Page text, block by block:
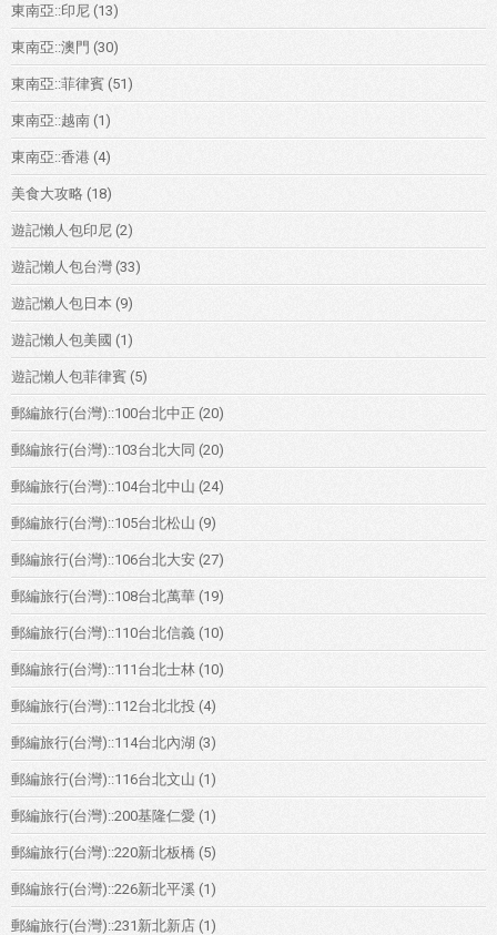
東南亞::印尼 (13)
東南亞::澳門 (30)
東南亞::菲律賓 (51)
東南亞::越南 (1)
東南亞::香港 (4)
美食大攻略 (18)
遊記懶人包印尼 (2)
遊記懶人包台灣 (33)
遊記懶人包日本 (9)
遊記懶人包美國 (1)
遊記懶人包菲律賓 (5)
郵編旅行(台灣)::100台北中正 (20)
郵編旅行(台灣)::103台北大同 (20)
郵編旅行(台灣)::104台北中山 (24)
郵編旅行(台灣)::105台北松山 (9)
郵編旅行(台灣)::106台北大安 (27)
郵編旅行(台灣)::108台北萬華 (19)
郵編旅行(台灣)::110台北信義 (10)
郵編旅行(台灣)::111台北士林 (10)
郵編旅行(台灣)::112台北北投 (4)
郵編旅行(台灣)::114台北內湖 (3)
郵編旅行(台灣)::116台北文山 (1)
郵編旅行(台灣)::200基隆仁愛 (1)
郵編旅行(台灣)::220新北板橋 (5)
郵編旅行(台灣)::226新北平溪 (1)
郵編旅行(台灣)::231新北新店 (1)